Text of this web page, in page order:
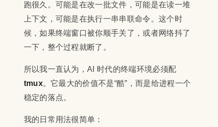
跑很久。可能是在改一批文件，可能是在读一堆
上下文，可能是在执行一串串联命令。这个时
候，如果终端窗口被你顺手关了，或者网络抖了
一下，整个过程就断了。
所以我一直认为，AI 时代的终端环境必须配
tmux。它最大的价值不是“酷”，而是给进程一个
稳定的落点。
我的日常用法很简单：